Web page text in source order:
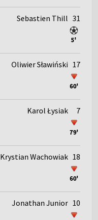
5'
Sebastien Thill 31
60'
Oliwier Sławiński 17
79'
Karol Łysiak 7
60'
Krystian Wachowiak 18
Jonathan Junior 10